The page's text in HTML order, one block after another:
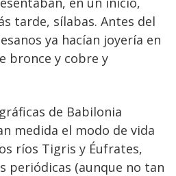
tarde, sílabas. Antes del
ya hacían joyería en
bronce y cobre y
de Babilonia
medida el modo de vida
ríos Tigris y Éufrates,
periódicas (aunque no tan